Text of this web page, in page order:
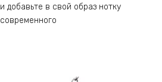
добавьте в свой образ нотку